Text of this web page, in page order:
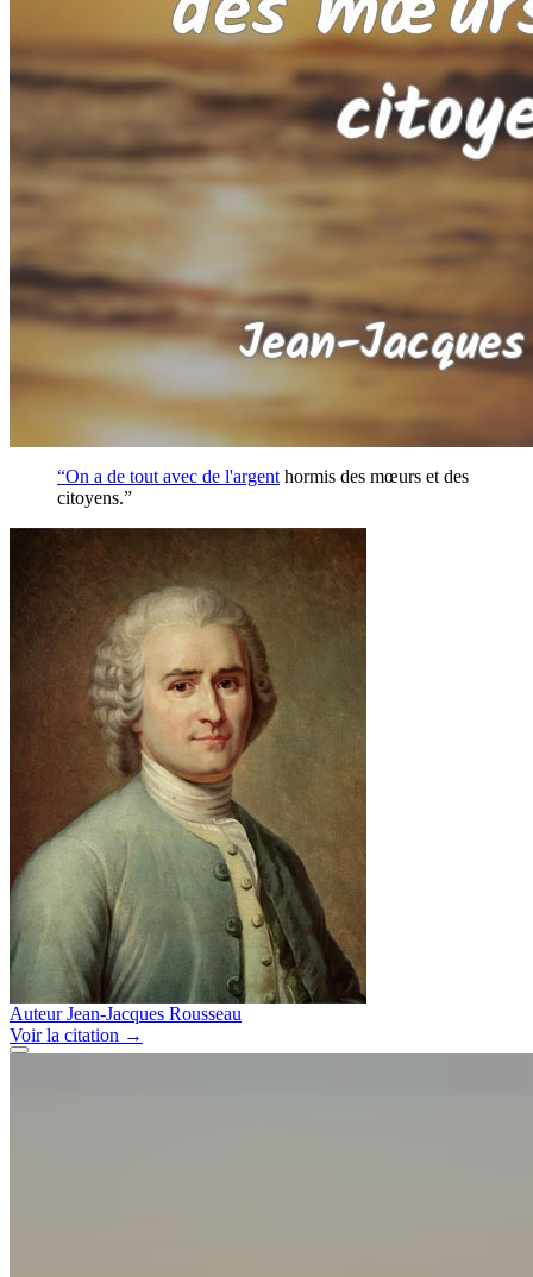
“On a de tout avec de l'argent hormis des mœurs et des
citoyens.”
Auteur Jean-Jacques Rousseau
Voirla citation →